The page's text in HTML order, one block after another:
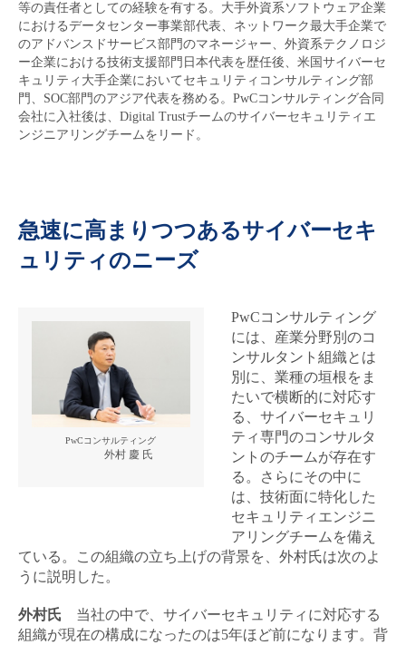
等の責任者としての経験を有する。大手外資系ソフトウェア企業
におけるデータセンター事業部代表、ネットワーク最大手企業で
のアドバンスドサービス部門のマネージャー、外資系テクノロジ
ー企業における技術支援部門日本代表を歴任後、米国サイバーセ
キュリティ大手企業においてセキュリティコンサルティング部
門、SOC部門のアジア代表を務める。PwCコンサルティング合同
会社に入社後は、Digital Trustチームのサイバーセキュリティエ
ンジニアリングチームをリード。
急速に高まりつつあるサイバーセキ
ュリティのニーズ
PwCコンサルティング
外村 慶 氏
PwCコンサルティング
には、産業分野別のコ
ンサルタント組織とは
別に、業種の垣根をま
たいで横断的に対応す
る、サイバーセキュリ
ティ専門のコンサルタ
ントのチームが存在す
る。さらにその中に
は、技術面に特化した
セキュリティエンジニ
アリングチームを備え
ている。この組織の立ち上げの背景を、外村氏は次のよ
うに説明した。
外村氏 当社の中で、サイバーセキュリティに対応する
組織が現在の構成になったのは5年ほど前になります。背